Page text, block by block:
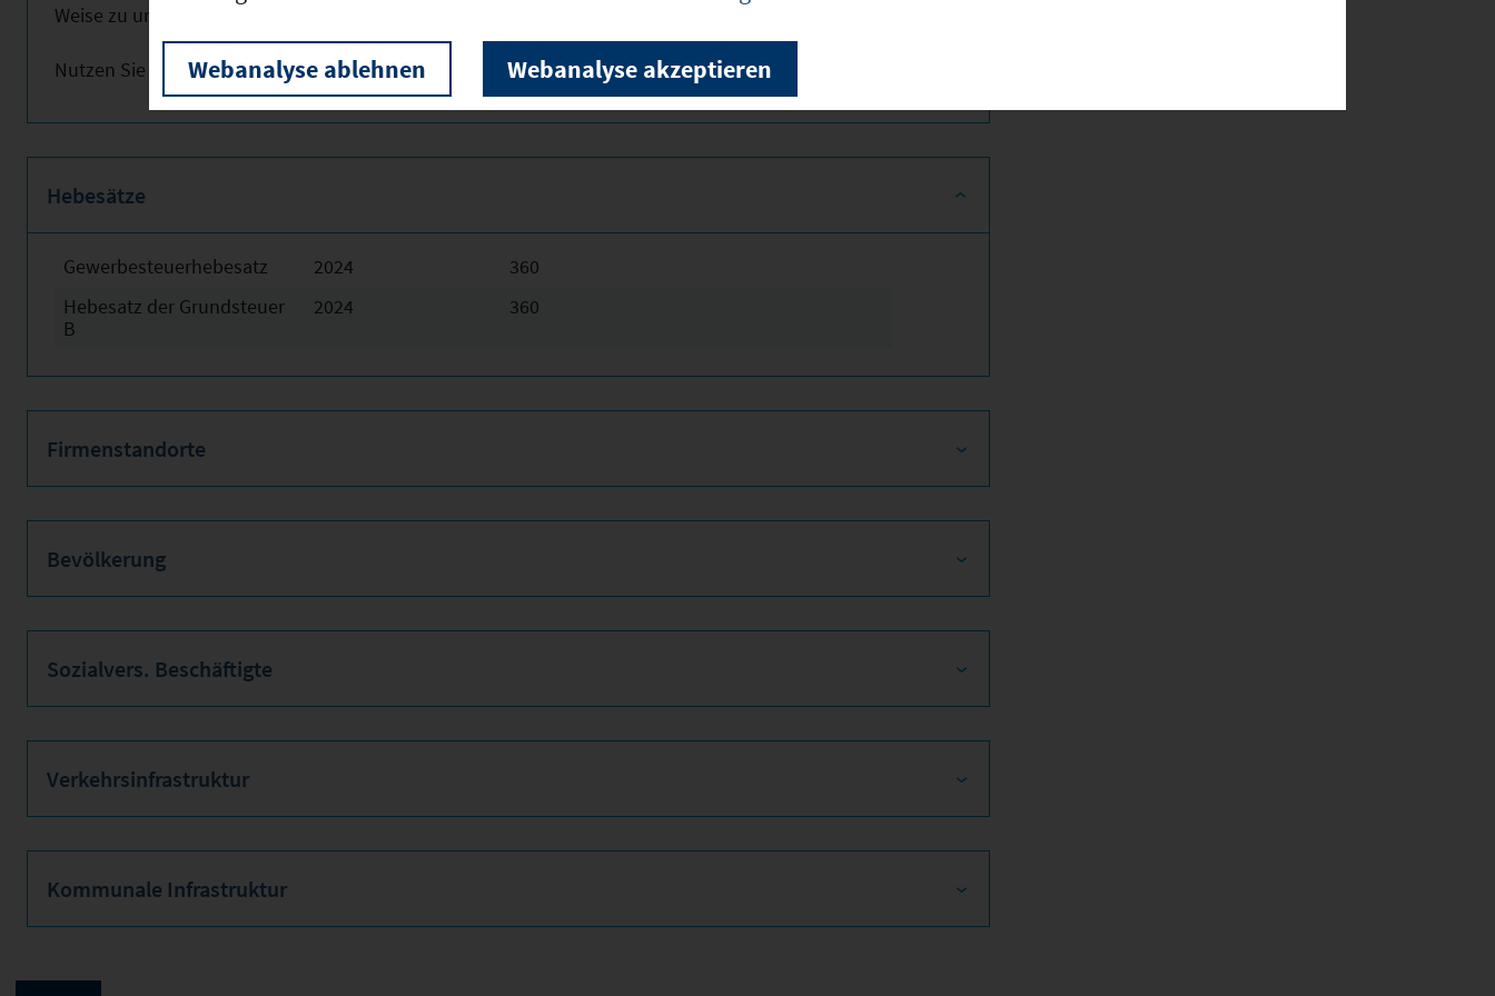
Weise zu unterstützen. Fordern Sie uns, sprechen Sie uns an. Wir freuen uns auf Sie.
Nutzen Sie obenstehende Links für weitere Informationen!
Hebesätze
Gewerbesteuerhebesatz 2024
360
Hebesatz der Grundsteuer
B
2024 360
Firmenstandorte
Bevölkerung
Sozialvers. Beschäftigte
Verkehrsinfrastruktur
Kommunale Infrastruktur
Webanalyse ablehnen Webanalyse akzeptieren